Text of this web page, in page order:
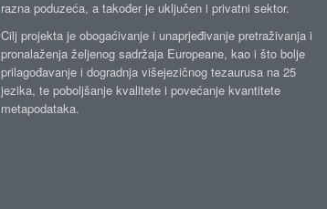
razna poduzeća, a također je uključen i privatni sektor.
Cilj projekta je obogaćivanje i unaprjeđivanje pretraživanja i
pronalaženja željenog sadržaja Europeane, kao i što bolje
prilagođavanje i dogradnja višejezičnog tezaurusa na 25
jezika, te poboljšanje kvalitete i povećanje kvantitete
metapodataka.